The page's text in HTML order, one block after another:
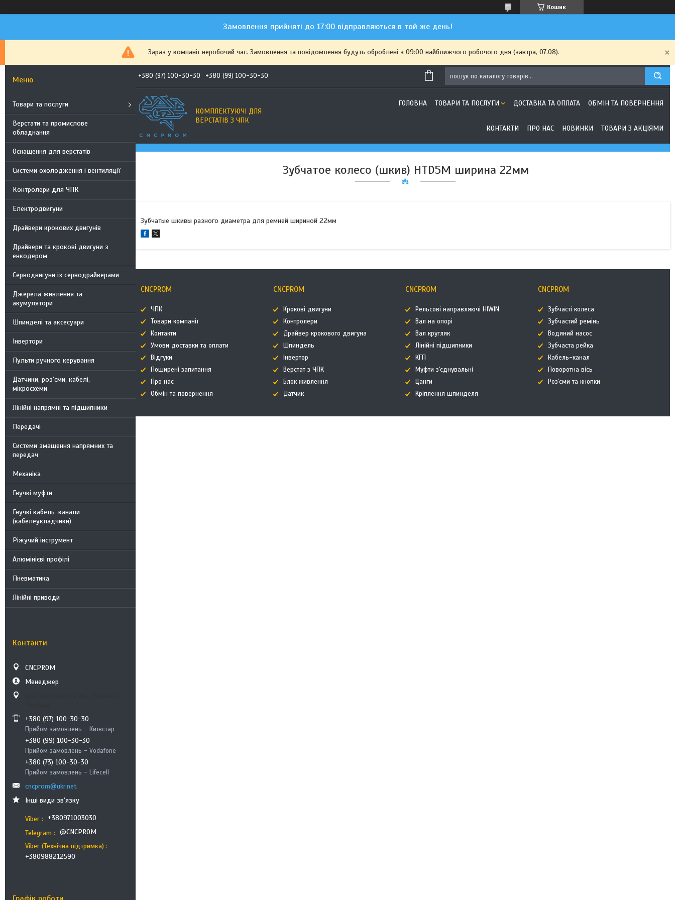
Кошик
Замовлення прийняті до 17:00 відправляються в той же день!
Зараз у компанії неробочий час. Замовлення та повідомлення будуть оброблені з 09:00 найближчого робочого дня (завтра, 07.08).
Товари та послуги
Верстати та промислове
обладнання
Оснащення для верстатів
Системи охолодження і вентиляції
Контролери для ЧПК
Електродвигуни
Драйвери крокових двигунів
Драйвери та крокові двигуни з
енкодером
Серводвигуни із серводрайверами
Джерела живлення та
акумулятори
Шпинделі та аксесуари
Інвертори
Пульти ручного керування
Датчики, роз'єми, кабелі,
мікросхеми
Лінійні напрямні та підшипники
Передачі
Системи змащення напрямних та
передач
Механіка
Гнучкі муфти
Гнучкі кабель-канали
(кабелеукладчики)
Ріжучий інструмент
Алюмінієві профілі
Пневматика
Лінійні приводи
Контакти
CNCPROM
Менеджер
+380 (97) 100-30-30
Прийом замовлень - Київстар
+380 (99) 100-30-30
Прийом замовлень - Vodafone
+380 (73) 100-30-30
Прийом замовлень - Lifecell
cncprom@ukr.net
Інші види зв'язку
Viber
+380971003030
Telegram
@CNCPROM
Viber (Технічна підтримка)
+380988212590
+380 (97) 100-30-30 +380 (99) 100-30-30
КОМПЛЕКТУЮЧІ ДЛЯ
ВЕРСТАТІВ З ЧПК
ГОЛОВНА ТОВАРИ ТА ПОСЛУГИ ДОСТАВКА ТА ОПЛАТА ОБМІН ТА ПОВЕРНЕННЯ
КОНТАКТИ ПРО НАС НОВИНКИ ТОВАРИ З АКЦІЯМИ
Зубчатое колесо (шкив) HTD5M ширина 22мм
Зубчатые шкивы разного диаметра для ремней шириной 22мм
CNCPROM
ЧПК
Товари компанії
Контакти
Умови доставки та оплати
Відгуки
Поширені запитання
Про нас
Обмін та повернення
CNCPROM
Крокові двигуни
Контролери
Драйвер крокового двигуна
Шпиндель
Інвертор
Верстат з ЧПК
Блок живлення
Датчик
CNCPROM
Рельсові направляючі HIWIN
Вал на опорі
Вал кругляк
Лінійні підшипники
КГП
Муфти з'єднувальні
Цанги
Кріплення шпинделя
CNCPROM
Зубчасті колеса
Зубчастий ремінь
Водяний насос
Зубчаста рейка
Кабель-канал
Поворотна вісь
Роз'єми та кнопки